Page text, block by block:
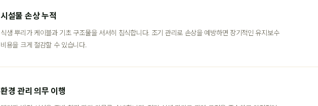
시설물 손상 누적
식생 뿌리가 케이블과 기초 구조물을 서서히 침식합니다. 조기 관리로 손상을 예방하면 장기적인 유지보수
비용을 크게 절감할 수 있습니다.
환경 관리 의무 이행